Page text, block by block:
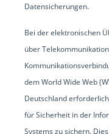
Datensicherungen.
Bei der elektronischen
über
dem World Wide Web
Deutschland
für Sicherheit in der
Systems zu sichern.